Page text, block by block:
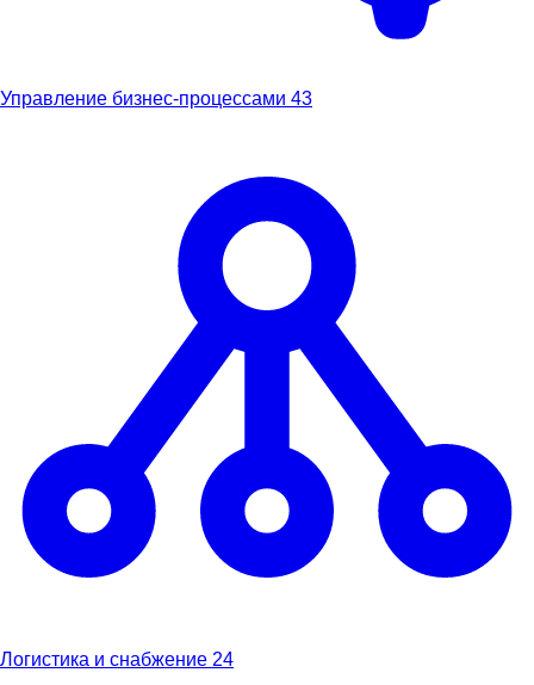
Управление бизнес-процессами 43
Логистика и снабжение 24